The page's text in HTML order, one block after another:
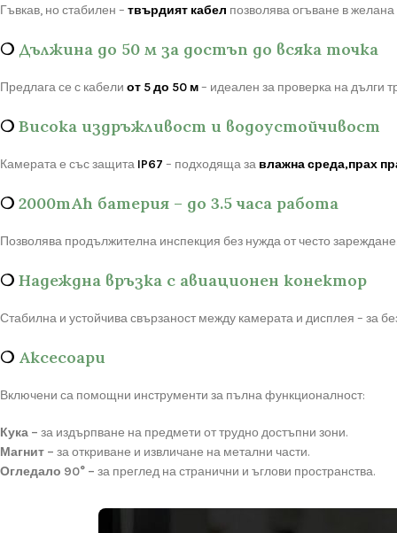
Гъвкав, но стабилен – твърдият кабел позволява огъване в
❍ Дължина до 50 м за достъп до всяка точка
Предлага се с кабели от 5 до 50 м– идеален за проверка на дълги
❍ Висока издръжливост и водоустойчивост
Камерата е със защита IP67 – подходяща за влажна среда,прах
❍ 2000mAh батерия – до 3.5 часа работа
Позволява продължителна инспекция без нужда от често
❍ Надеждна връзка с авиационен конектор
Стабилна и устойчива свързаност между камерата и дисплея – за
❍ Аксесоари
Включени са помощни инструменти за пълна функционалност:
Кука – за издърпване на предмети от трудно достъпни зони.
Магнит – за откриване и извличане на метални части.
Огледало 90° – за преглед на странични и ъглови пространства.